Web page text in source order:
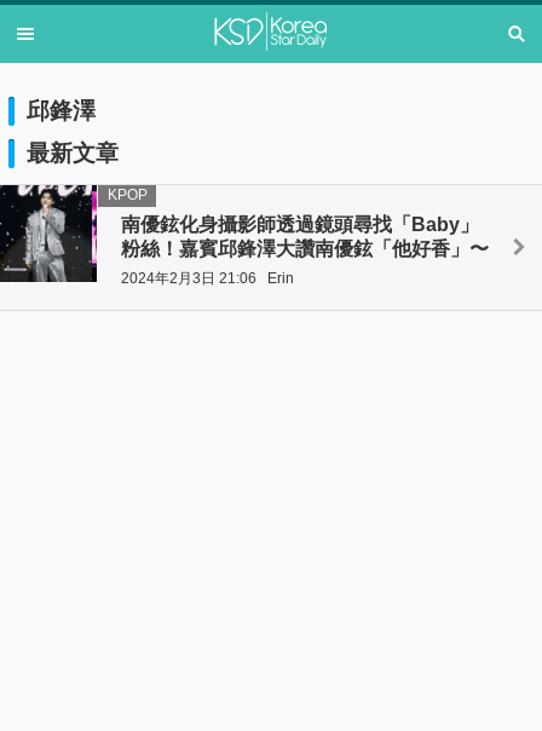
邱鋒澤
最新文章
南優鉉化身攝影師透過鏡頭尋找「Baby」
粉絲！嘉賓邱鋒澤大讚南優鉉「他好香」〜
KPOP
2024年2月3日 21:06 Erin